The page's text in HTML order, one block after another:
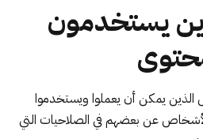
يستخدمون
يمكن أن يعملوا ويستخدموا
عن بعضهم في الصلاحيات التي